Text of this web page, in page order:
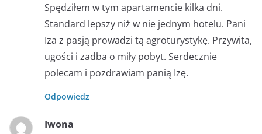
Spędziłem w tym apartamencie kilka dni.
Standard lepszy niż w nie jednym hotelu. Pani
Iza z pasją prowadzi tą agroturystykę. Przywita,
ugości i zadba o miły pobyt. Serdecznie
polecam i pozdrawiam panią Izę.
Odpowiedz
Iwona